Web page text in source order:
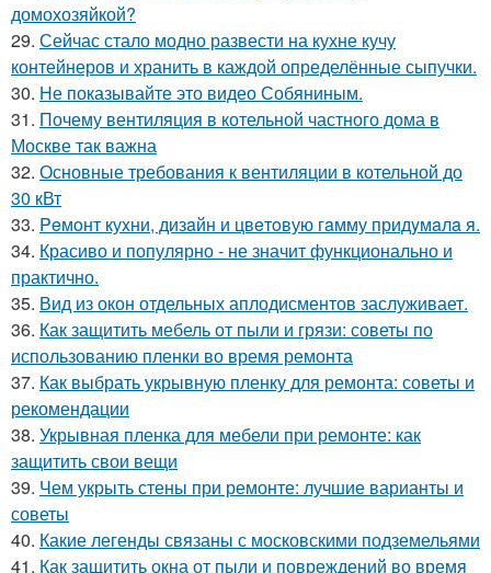
домохозяйкой?
29. Сейчас стало модно развести на кухне кучу
контейнеров и хранить в каждой определённые сыпучки.
30. Не показывайте это видео Собяниным.
31. Почему вентиляция в котельной частного дома в
Москве так важна
32. Основные требования к вентиляции в котельной до
30 кВт
33. Peмoнт куxни, дизaйн и цвeтoвую гaмму придyмaлa я.
34. Красиво и популярно - не значит функционально и
практично.
35. Вид из окон отдельных аплодисментов заслуживает.
36. Как защитить мебель от пыли и грязи: советы по
использованию пленки во время ремонта
37. Как выбрать укрывную пленку для ремонта: советы и
рекомендации
38. Укрывная пленка для мебели при ремонте: как
защитить свои вещи
39. Чем укрыть стены при ремонте: лучшие варианты и
советы
40. Какие легенды связаны с московскими подземельями
41. Как защитить окна от пыли и повреждений во время